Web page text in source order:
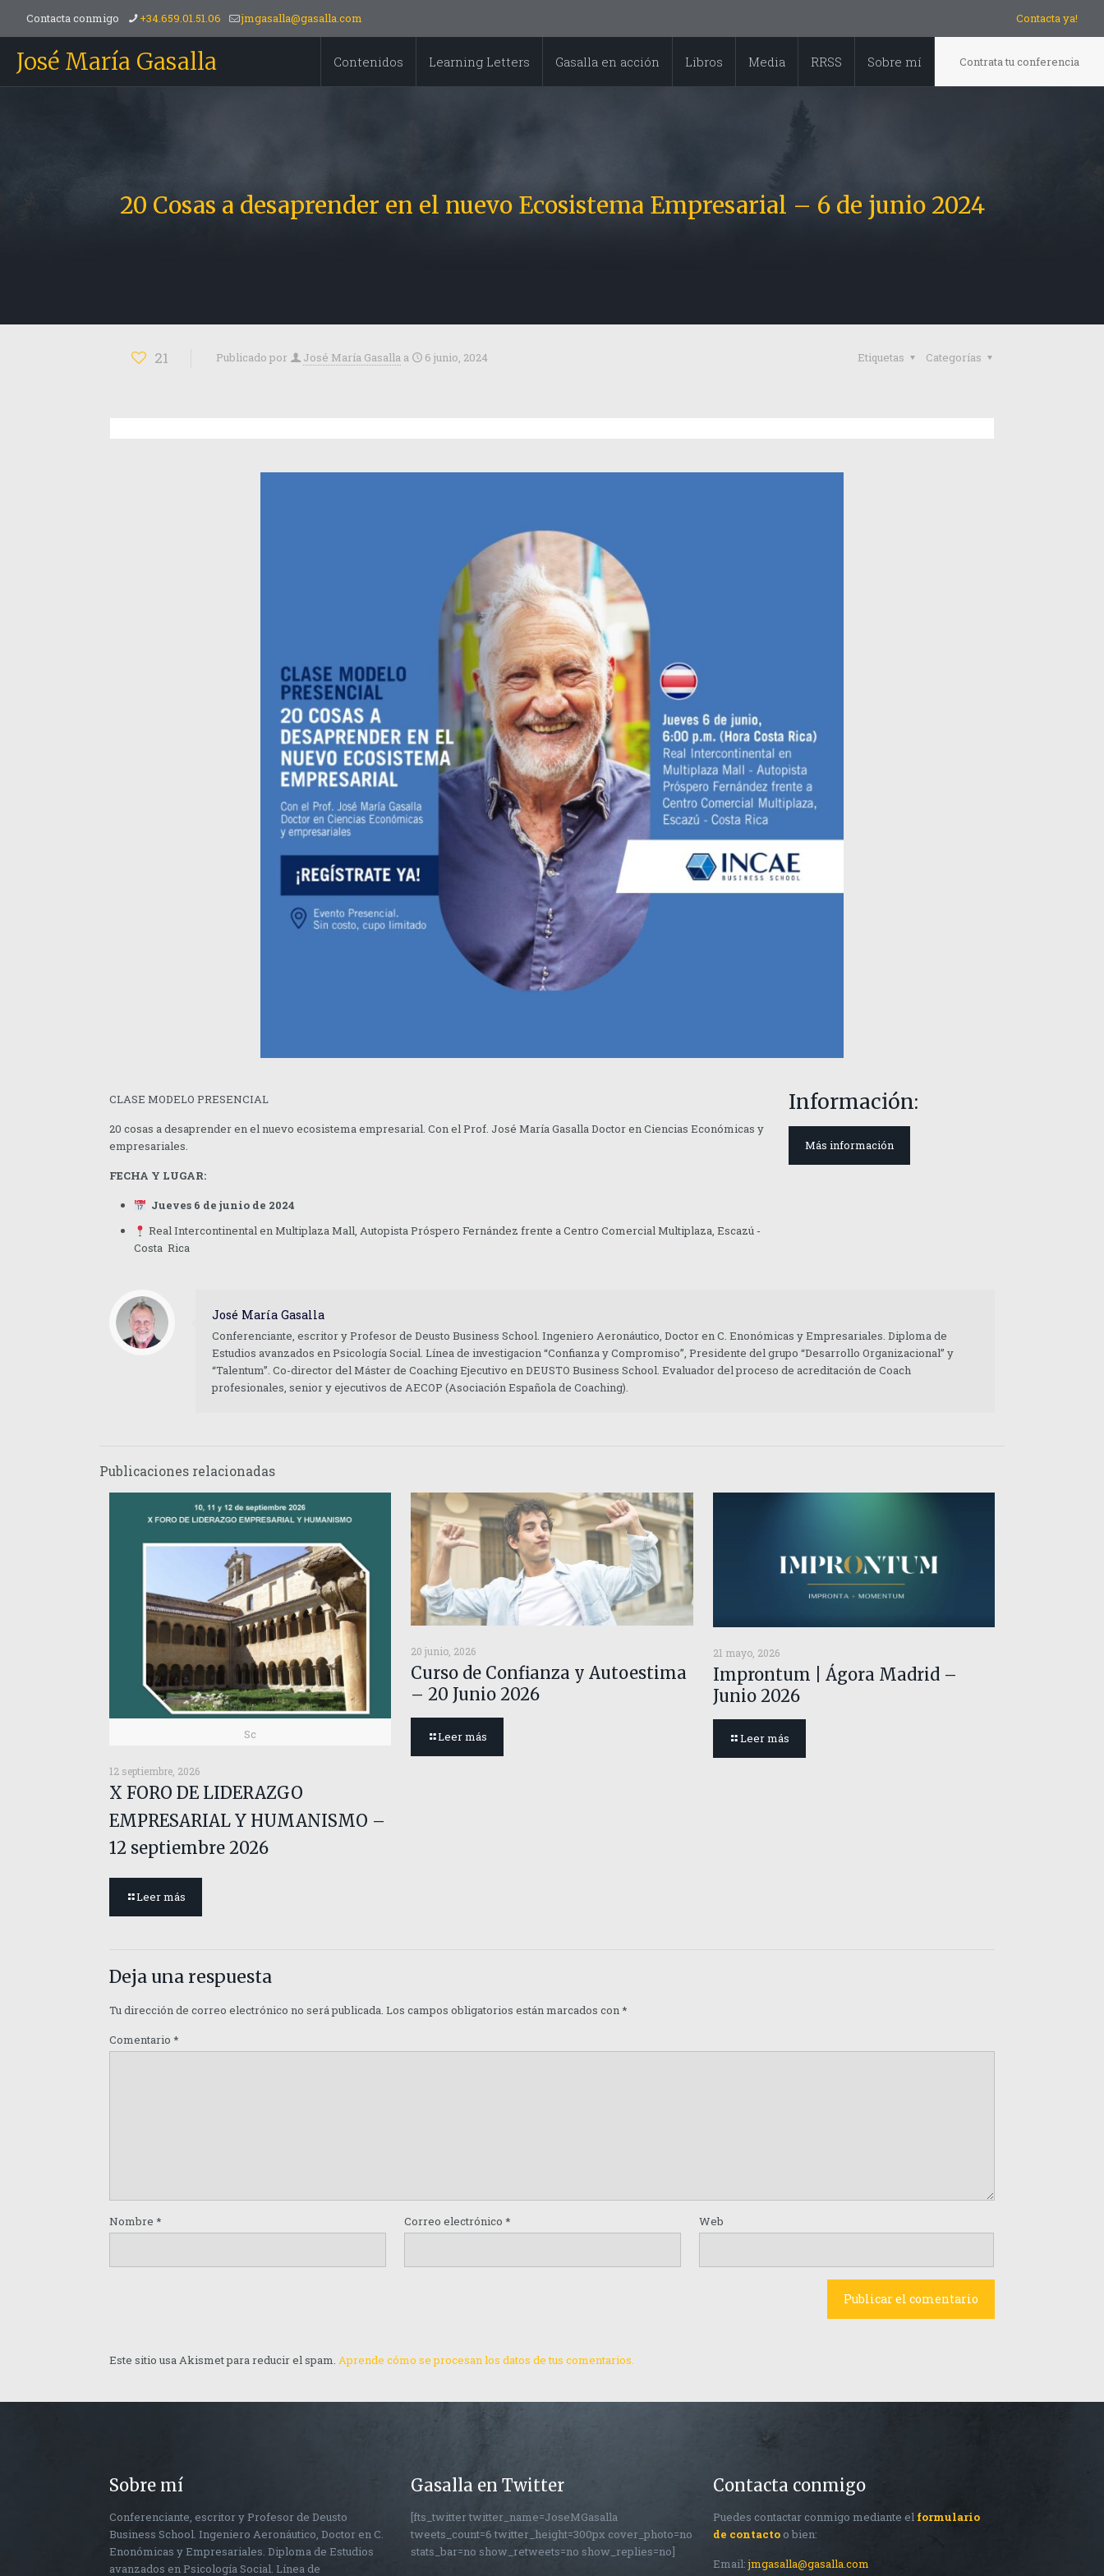
Contacta conmigo +34.659.01.51.06 jmgasalla@gasalla.com Contacta ya!
José María Gasalla Contenidos Learning Letters Gasalla en acción Libros Media RRSS Sobre mí Contrata tu conferencia
20 Cosas a desaprender en el nuevo Ecosistema Empresarial – 6 de junio 2024
21 Publicado por José María Gasalla a 6 junio, 2024 Categorías
Etiquetas
CLASE MODELO PRESENCIAL
20 cosas a desaprender en el nuevo ecosistema empresarial. Con el Prof. José María Gasalla Doctor en Ciencias Económicas y
empresariales.
FECHA Y LUGAR:
Jueves 6 de junio de 2024
Real Intercontinental en Multiplaza Mall, Autopista Próspero Fernández frente a Centro Comercial Multiplaza, Escazú -
Costa Rica
Información:
Más información
José María Gasalla
Conferenciante, escritor y Profesor de Deusto Business School. Ingeniero Aeronáutico, Doctor en C. Enonómicas y Empresariales. Diploma de
Estudios avanzados en Psicología Social. Línea de investigacion “Confianza y Compromiso”, Presidente del grupo “Desarrollo Organizacional” y
“Talentum”. Co-director del Máster de Coaching Ejecutivo en DEUSTO Business School. Evaluador del proceso de acreditación de Coach
profesionales, senior y ejecutivos de AECOP (Asociación Española de Coaching).
Publicaciones relacionadas
Sc
12 septiembre, 2026
X FORO DE LIDERAZGO
EMPRESARIAL Y HUMANISMO –
12 septiembre 2026
Leer más
20 junio, 2026
Curso de Confianza y Autoestima
– 20 Junio 2026
Leer más
21 mayo, 2026
Improntum | Ágora Madrid –
Junio 2026
Leer más
Deja una respuesta
Tu dirección de correo electrónico no será publicada. Los campos obligatorios están marcados con*
Comentario *
Nombre * Correo electrónico * Web
Este sitio usa Akismet para reducir el spam. Aprende cómo se procesan los datos de tus comentarios.
Sobre mí
Conferenciante, escritor y Profesor de Deusto
Business School. Ingeniero Aeronáutico, Doctor en C.
Enonómicas y Empresariales. Diploma de Estudios
avanzados en Psicología Social. Línea de
Gasalla en Twitter
[fts_twitter twitter_name=JoseMGasalla
tweets_count=6 twitter_height=300px cover_photo=no
stats_bar=no show_retweets=no show_replies=no]
Contacta conmigo
Puedes contactar conmigo mediante el formulario
de contactoo bien:
Email:jmgasalla@gasalla.com